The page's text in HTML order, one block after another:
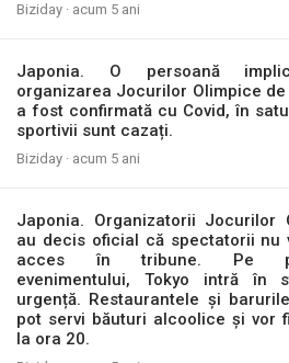
Biziday · acum 5 ani
Japonia. O persoană
organizarea Jocurilor Olimpice de
a fost confirmată cu Covid, în
sportivii sunt cazați.
Biziday · acum 5 ani
Japonia. Organizatorii Jocurilor
au decis oficial că spectatorii nu
acces în tribune. Pe
evenimentului, Tokyo intră în
urgență. Restaurantele și
pot servi băuturi alcoolice și vor
la ora 20.